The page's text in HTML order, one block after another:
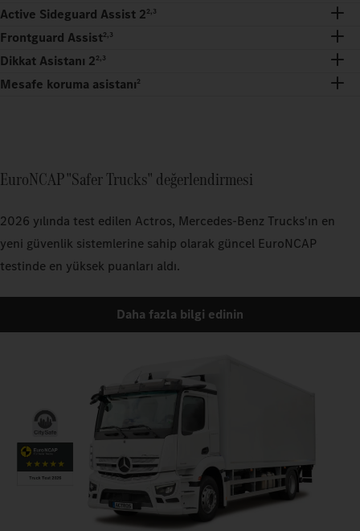
Active Sideguard Assist 22,3
Frontguard Assist2,3
Dikkat Asistanı 22,3
Mesafe koruma asistanı2
EuroNCAP "Safer Trucks" değerlendirmesi
2026 yılında test edilen Actros, Mercedes‑Benz Trucks'ın en
yeni güvenlik sistemlerine sahip olarak güncel EuroNCAP
testinde en yüksek puanları aldı.
Daha fazla bilgi edinin